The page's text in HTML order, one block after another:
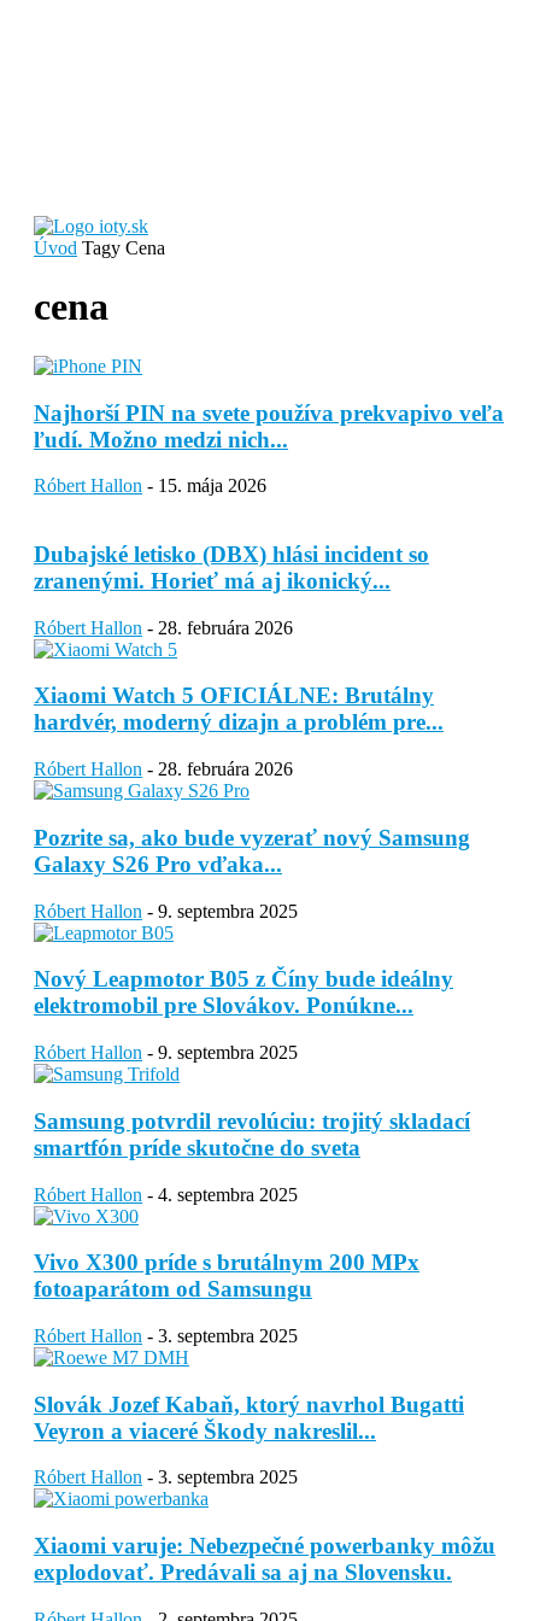
Úvod Tagy Cena
cena
Najhorší PIN na svete používa prekvapivo veľa
ľudí. Možno medzi nich...
Róbert Hallon - 15. mája 2026
Dubajské letisko (DBX) hlási incident so
zranenými. Horieť má aj ikonický...
Róbert Hallon - 28. februára 2026
Xiaomi Watch 5 OFICIÁLNE: Brutálny
hardvér, moderný dizajn a problém pre...
Róbert Hallon - 28. februára 2026
Pozrite sa, ako bude vyzerať nový Samsung
Galaxy S26 Pro vďaka...
Róbert Hallon - 9. septembra 2025
Nový Leapmotor B05 z Číny bude ideálny
elektromobil pre Slovákov. Ponúkne...
Róbert Hallon - 9. septembra 2025
Samsung potvrdil revolúciu: trojitý skladací
smartfón príde skutočne do sveta
Róbert Hallon - 4. septembra 2025
Vivo X300 príde s brutálnym 200 MPx
fotoaparátom od Samsungu
Róbert Hallon - 3. septembra 2025
Slovák Jozef Kabaň, ktorý navrhol Bugatti
Veyron a viaceré Škody nakreslil...
Róbert Hallon - 3. septembra 2025
Xiaomi varuje: Nebezpečné powerbanky môžu
explodovať. Predávali sa aj na Slovensku.